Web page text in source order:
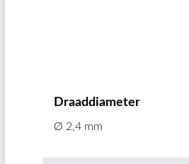
Draaddiameter
Ø 2,4 mm